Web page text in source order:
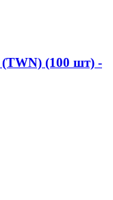
(100 шт) -